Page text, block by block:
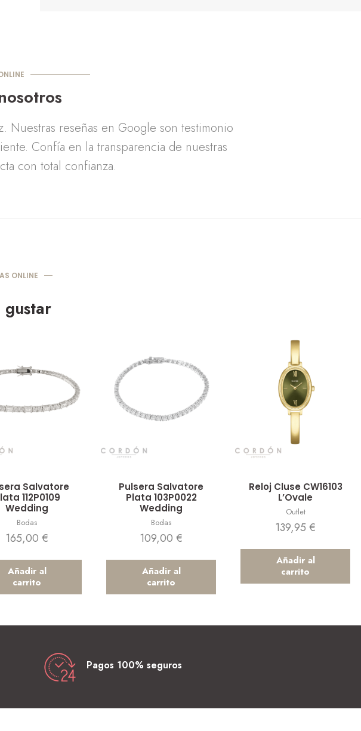
reseñas en Google son testimonio
Confía en la transparencia de nuestras
con total confianza.
ONLINE
gustar
Salvatore
112P0109
Wedding
Bodas
165,00€
Añadir al
carrito
Pulsera Salvatore
Plata 103P0022
Wedding
Bodas
109,00€
Añadir al
carrito
Reloj Cluse CW16103
L’Ovale
Outlet
139,95€
Añadir al
carrito
Pagos 100% seguros